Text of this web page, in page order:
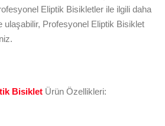
Eliptik Bisikletler ile ilgili daha
ulaşabilir, Profesyonel Eliptik Bisiklet
Bisiklet Ürün Özellikleri: